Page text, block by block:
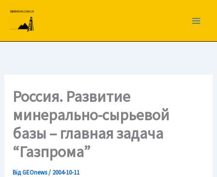
вмісту
Россия. Развитие
минерально-сырьевой
базы – главная задача
“Газпрома”
ВідGEOnews/ 2004-10-11